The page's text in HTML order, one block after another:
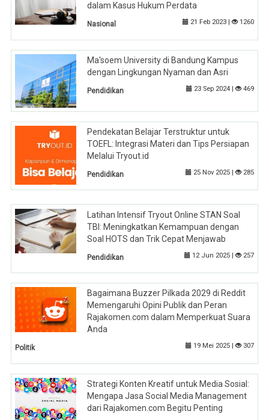
dalam Kasus Hukum Perdata
Nasional 21 Feb 2023 | 1260
Ma'soem University di Bandung Kampus
dengan Lingkungan Nyaman dan Asri
Pendidikan 23 Sep 2024 | 469
Pendekatan Belajar Terstruktur untuk
TOEFL: Integrasi Materi dan Tips Persiapan
Melalui Tryout.id
Pendidikan 25 Nov 2025 | 285
Latihan Intensif Tryout Online STAN Soal
TBI: Meningkatkan Kemampuan dengan
Soal HOTS dan Trik Cepat Menjawab
Pendidikan 12 Jun 2025 | 257
Bagaimana Buzzer Pilkada 2029 di Reddit
Memengaruhi Opini Publik dan Peran
Rajakomen.com dalam Memperkuat Suara
Anda
Politik 19 Mei 2025 | 307
Strategi Konten Kreatif untuk Media Sosial:
Mengapa Jasa Social Media Management
dari Rajakomen.com Begitu Penting